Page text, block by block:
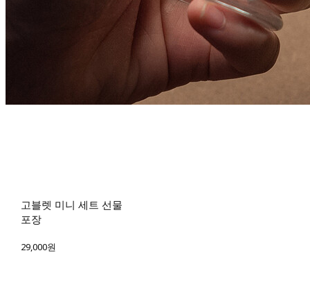
고블렛 미니 세트 선물
포장
29,000원